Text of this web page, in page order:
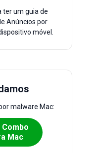
ter um guia de
Anúncios por
móvel.
malware Mac:
Mac